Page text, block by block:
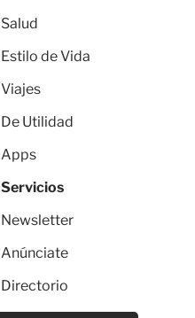
Salud
Estilo de Vida
Viajes
De Utilidad
Apps
Servicios
Newsletter
Anúnciate
Directorio